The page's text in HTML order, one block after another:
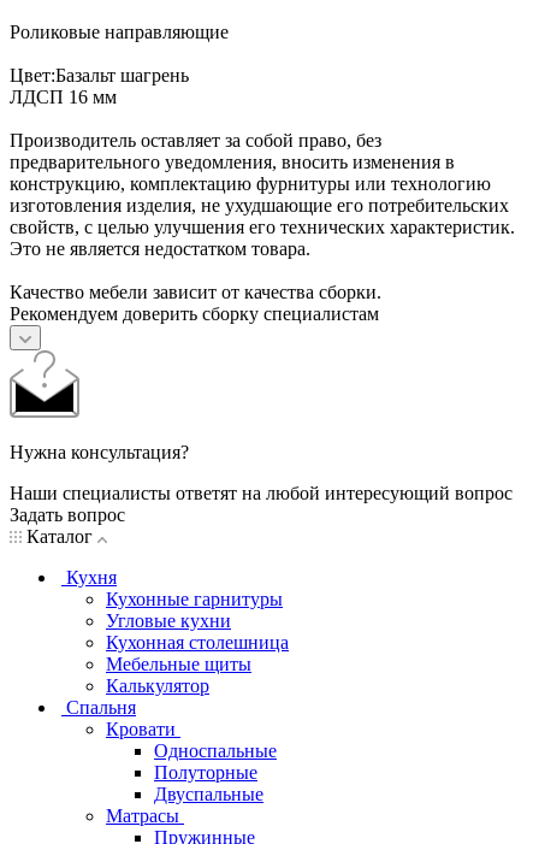
Роликовые направляющие
Цвет:Базальт шагрень
ЛДСП 16 мм
Производитель оставляет за собой право, без
предварительного уведомления, вносить изменения в
конструкцию, комплектацию фурнитуры или технологию
изготовления изделия, не ухудшающие его потребительских
свойств, с целью улучшения его технических характеристик.
Это не является недостатком товара.
Качество мебели зависит от качества сборки.
Рекомендуем доверить сборку специалистам
Нужна консультация?
Наши специалисты ответят на любой интересующий вопрос
Задать вопрос
Каталог
Кухня
Кухонные гарнитуры
Угловые кухни
Кухонная столешница
Мебельные щиты
Калькулятор
Спальня
Кровати
Односпальные
Полуторные
Двуспальные
Матрасы
Пружинные